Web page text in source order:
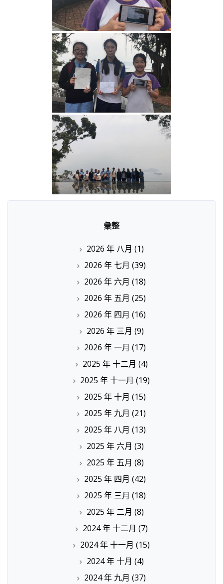
彙整
2026 年 八月 (1)
2026 年 七月 (39)
2026 年 六月 (18)
2026 年 五月 (25)
2026 年 四月 (16)
2026 年 三月 (9)
2026 年 一月 (17)
2025 年 十二月 (4)
2025 年 十一月 (19)
2025 年 十月 (15)
2025 年 九月 (21)
2025 年 八月 (13)
2025 年 六月 (3)
2025 年 五月 (8)
2025 年 四月 (42)
2025 年 三月 (18)
2025 年 二月 (8)
2024 年 十二月 (7)
2024 年 十一月 (15)
2024 年 十月 (4)
2024 年 九月 (37)